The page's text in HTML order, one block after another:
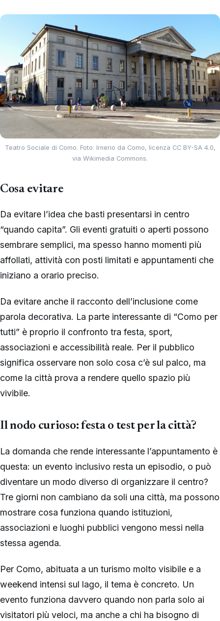
Teatro Sociale di Como. Foto: Irnerio da Como, licenza CC BY-SA 4.0,
via Wikimedia Commons.
Cosa evitare
Da evitare l’idea che basti presentarsi in centro
“quando capita”. Gli eventi gratuiti o aperti possono
sembrare semplici, ma spesso hanno momenti più
affollati, attività con posti limitati e appuntamenti che
iniziano a orario preciso.
Da evitare anche il racconto dell’inclusione come
parola decorativa. La parte interessante di “Como per
tutti” è proprio il confronto tra festa, sport,
associazioni e accessibilità reale. Per il pubblico
significa osservare non solo cosa c’è sul palco, ma
come la città prova a rendere quello spazio più
vivibile.
Il nodo curioso: festa o test per la città?
La domanda che rende interessante l’appuntamento è
questa: un evento inclusivo resta un episodio, o può
diventare un modo diverso di organizzare il centro?
Tre giorni non cambiano da soli una città, ma possono
mostrare cosa funziona quando istituzioni,
associazioni e luoghi pubblici vengono messi nella
stessa agenda.
Per Como, abituata a un turismo molto visibile e a
weekend intensi sul lago, il tema è concreto. Un
evento funziona davvero quando non parla solo ai
visitatori più veloci, ma anche a chi ha bisogno di